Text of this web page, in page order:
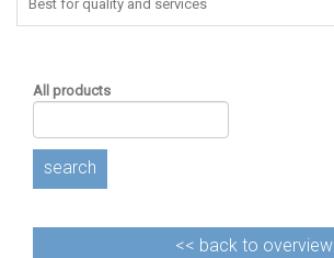
Best for quality and services
All products
search
<< back to overview